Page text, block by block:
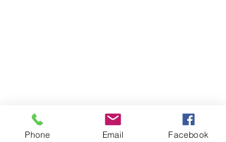
Phone Email Facebook